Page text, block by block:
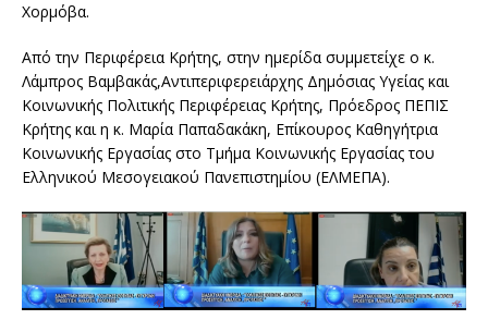
Χορμόβα.
Από την Περιφέρεια Κρήτης, στην ημερίδα συμμετείχε ο κ.
Λάμπρος Βαμβακάς,Αντιπεριφερειάρχης Δημόσιας Υγείας και
Κοινωνικής Πολιτικής Περιφέρειας Κρήτης, Πρόεδρος ΠΕΠΙΣ
Κρήτης και η κ. Μαρία Παπαδακάκη, Επίκουρος Καθηγήτρια
Κοινωνικής Εργασίας στο Τμήμα Κοινωνικής Εργασίας του
Ελληνικού Μεσογειακού Πανεπιστημίου (ΕΛΜΕΠΑ).